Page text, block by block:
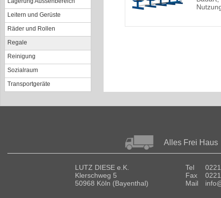
Leitern und Gerüste
Räder und Rollen
Regale
Reinigung
Sozialraum
Transportgeräte
Alles Frei Haus
LUTZ DIESE e.K.
Klerschweg 5
50968 Köln (Bayenthal)
Tel
Fax
Mail